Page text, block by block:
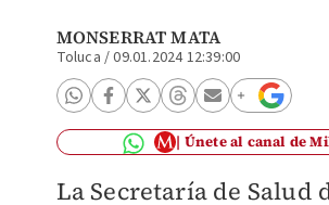
MONSERRAT MATA
Toluca /09.01.2024 12:39:00
Únete al canal de
La Secretaría de Salud